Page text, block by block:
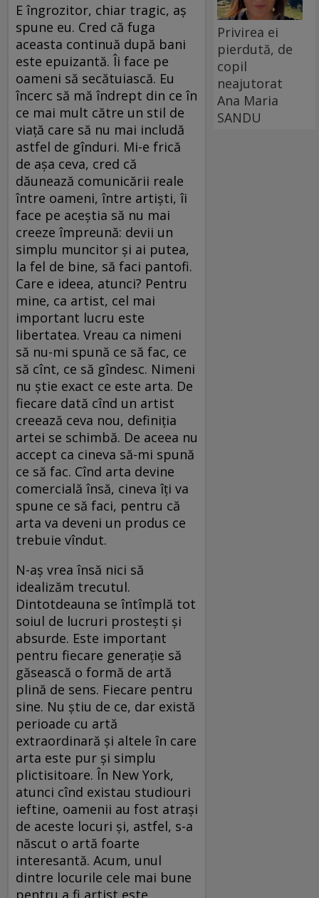
E îngrozitor, chiar tragic, aş
spune eu. Cred că fuga
aceasta continuă după bani
este epuizantă. Îi face pe
oameni să secătuiască. Eu
încerc să mă îndrept din ce în
ce mai mult către un stil de
viaţă care să nu mai includă
astfel de gînduri. Mi-e frică
de aşa ceva, cred că
dăunează comunicării reale
între oameni, între artişti, îi
face pe aceştia să nu mai
creeze împreună: devii un
simplu muncitor şi ai putea,
la fel de bine, să faci pantofi.
Care e ideea, atunci? Pentru
mine, ca artist, cel mai
important lucru este
libertatea. Vreau ca nimeni
să nu-mi spună ce să fac, ce
să cînt, ce să gîndesc. Nimeni
nu ştie exact ce este arta. De
fiecare dată cînd un artist
creează ceva nou, definiţia
artei se schimbă. De aceea nu
accept ca cineva să-mi spună
ce să fac. Cînd arta devine
comercială însă, cineva îţi va
spune ce să faci, pentru că
arta va deveni un produs ce
trebuie vîndut.
N-aş vrea însă nici să
idealizăm trecutul.
Dintotdeauna se întîmplă tot
soiul de lucruri prosteşti şi
absurde. Este important
pentru fiecare generaţie să
găsească o formă de artă
plină de sens. Fiecare pentru
sine. Nu ştiu de ce, dar există
perioade cu artă
extraordinară şi altele în care
arta este pur şi simplu
plictisitoare. În New York,
atunci cînd existau studiouri
ieftine, oamenii au fost atraşi
de aceste locuri şi, astfel, s-a
născut o artă foarte
interesantă. Acum, unul
dintre locurile cele mai bune
pentru a fi artist este
Privirea ei
pierdută, de
copil
neajutorat
Ana Maria
SANDU